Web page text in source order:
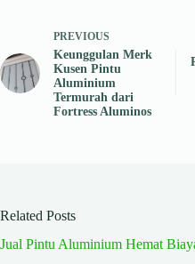
PREVIOUS
Keunggulan Merk
Kusen Pintu
Aluminium
Termurah dari
Fortress Aluminos
Related Posts
Jual Pintu Aluminium Hemat